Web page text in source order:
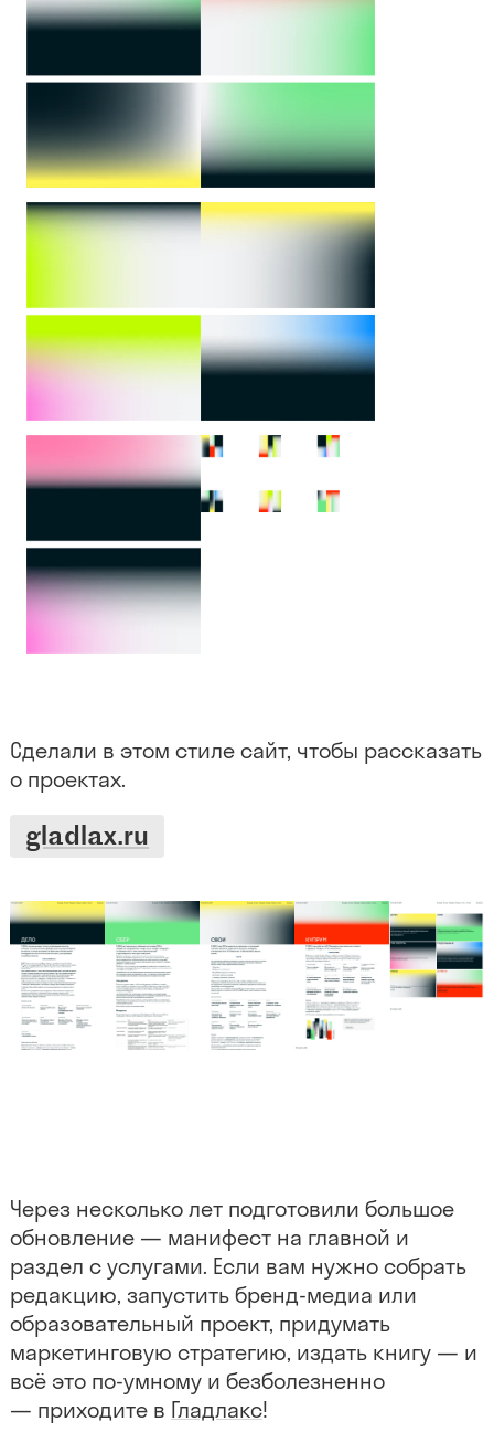
Сделали в этом стиле сайт, чтобы рассказать
о проектах.
gladlax.ru
Через несколько лет подготовили большое
обновление — манифест на главной и
раздел с услугами. Если вам нужно собрать
редакцию, запустить бренд-медиа или
образовательный проект, придумать
маркетинговую стратегию, издать книгу — и
всё это по-умному и безболезненно
— приходите в Гладлакс!